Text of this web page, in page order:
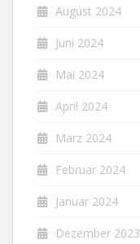
August 2024
Juni 2024
Mai 2024
April 2024
März 2024
Februar 2024
Januar 2024
Dezember 2023